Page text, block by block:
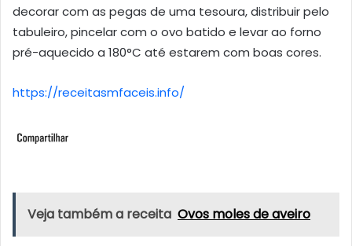
decorar com as pegas de uma tesoura, distribuir pelo
tabuleiro, pincelar com o ovo batido e levar ao forno
pré-aquecido a 180°C até estarem com boas cores.
https://receitasmfaceis.info/
Veja também a receita Ovos moles de aveiro